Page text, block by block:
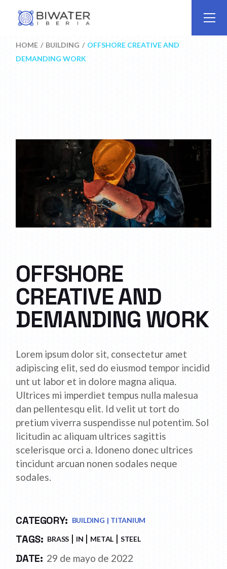
HOME BUILDING
OFFSHORE CREATIVE AND
DEMANDING WORK
OFFSHORE
CREATIVE AND
DEMANDING WORK
Lorem ipsum dolor sit, consectetur amet
adipiscing elit, sed do eiusmod tempor incidid
unt ut labor et in dolore magna aliqua.
Ultrices mi imperdiet tempus nulla malesua
dan pellentesqu elit. Id velit ut tort do
pretium viverra suspendisse nul potentim. Sol
licitudin ac aliquam ultrices sagittis
scelerisque orci a. Idoneno donec ultrices
tincidunt arcuan nonen sodales neque
sodales.
CATEGORY: BUILDING TITANIUM
TAGS: BRASS IN METAL STEEL
DATE: 29 de mayo de 2022